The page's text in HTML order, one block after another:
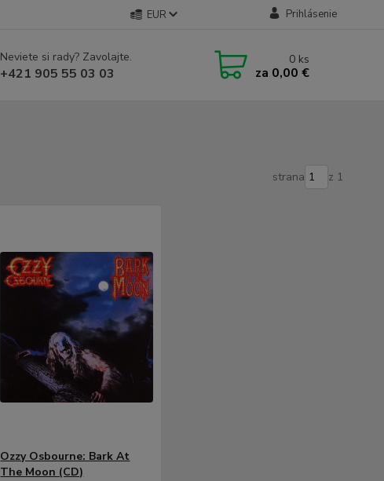
EUR Prihlásenie
Neviete si rady? Zavolajte.
+421 905 55 03 03
0 ks
za 0,00 €
strana z 1
Ozzy Osbourne: Bark At
The Moon (CD)